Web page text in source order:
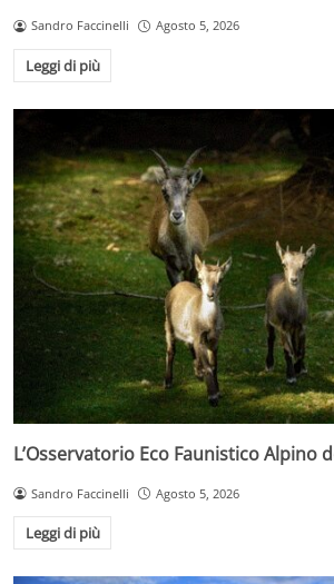
Sandro Faccinelli Agosto 5, 2026
Leggi di più
L’Osservatorio Eco Faunistico Alpino
Sandro Faccinelli Agosto 5, 2026
Leggi di più